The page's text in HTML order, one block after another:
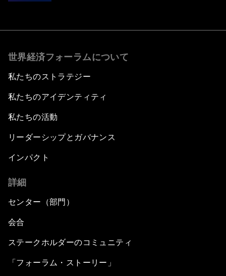
世界経済フォーラムについて
私たちのストラテジー
私たちのアイデンティティ
私たちの活動
リーダーシップとガバナンス
インパクト
詳細
センター（部門）
会合
ステークホルダーのコミュニティ
「フォーラム・ストーリー」